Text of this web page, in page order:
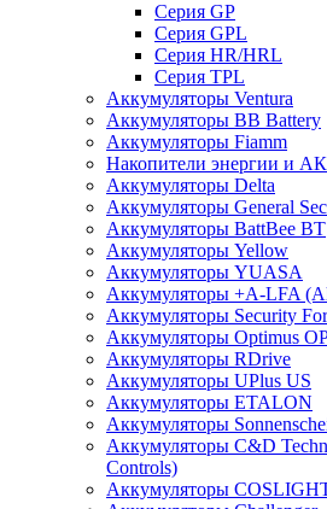
Cерия GP
Серия GPL
Серия HR/HRL
Серия TPL
Аккумуляторы Ventura
Аккумуляторы BB Battery
Аккумуляторы Fiamm
Накопители энергии и
Аккумуляторы Delta
Аккумуляторы General
Аккумуляторы BattBee BT
Аккумуляторы Yellow
Аккумуляторы YUASA
Аккумуляторы +A-LFA
Аккумуляторы Security
Аккумуляторы Optimus
Аккумуляторы RDrive
Аккумуляторы UPlus US
Аккумуляторы ETALON
Аккумуляторы
Аккумуляторы С&D
Controls)
Аккумуляторы